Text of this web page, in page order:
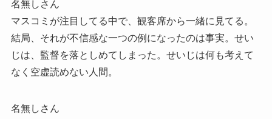
名無しさん
マスコミが注目してる中で、観客席から一緒に見てる。
結局、それが不信感な一つの例になったのは事実。せい
じは、監督を落としめてしまった。せいじは何も考えて
なく空虚読めない人間。
名無しさん